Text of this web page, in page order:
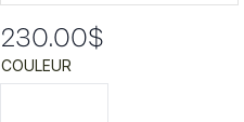
230.00$
COULEUR